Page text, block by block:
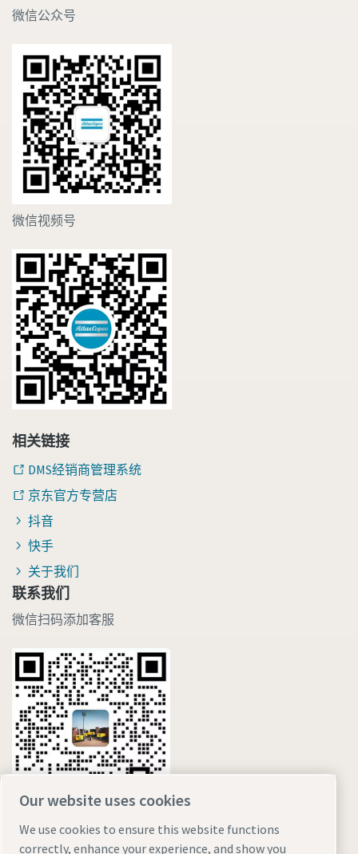
微信公众号
微信视频号
相关链接
DMS经销商管理系统
京东官方专营店
抖音
快手
关于我们
联系我们
微信扫码添加客服
Our website uses cookies
We use cookies to ensure this website functions
correctly, enhance your experience, and show you